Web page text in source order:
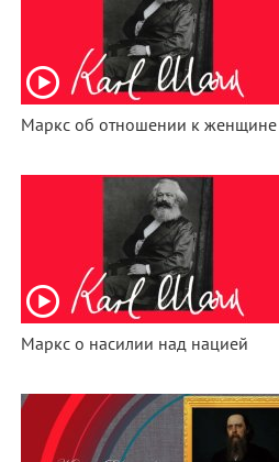
Маркс об отношении к женщине
Маркс о насилии над нацией